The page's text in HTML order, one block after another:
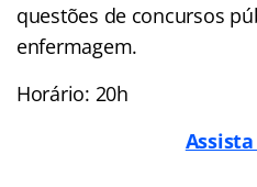
questões de concursos
enfermagem.
Horário: 20h